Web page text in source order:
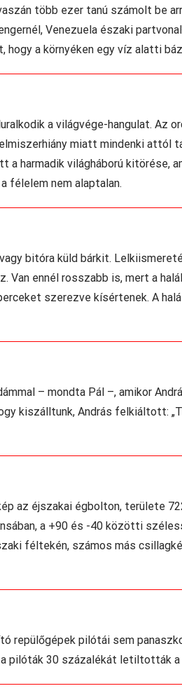
több ezer tanú számolt be
Venezuela északi
a környéken egy víz alatti
a világvége-hangulat. Az
miatt mindenki attól
a harmadik világháború kitörése,
félelem nem alaptalan.
bitóra küld bárkit.
Van ennél rosszabb is, mert a
szerezve kísértenek. A
– mondta Pál –, amikor
kiszálltunk, András felkiáltott:
az éjszakai égbolton, területe
a +90 és -40 közötti
féltekén, számos más
repülőgépek pilótái sem
pilóták 30 százalékát letiltották